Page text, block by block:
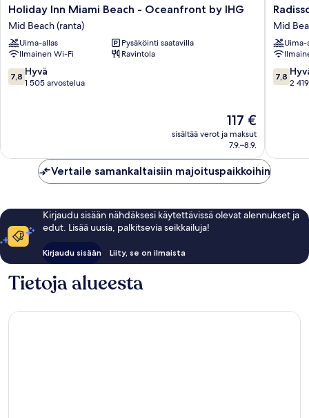
Holiday
Inn
Miami
Beach
-
Oceanfront
by
Holiday Inn Miami Beach - Oceanfront by IHG
Mid Beach (ranta)
Uima-allas
Pysäköinti saatavilla
Ilmainen Wi-Fi
Ravintola
7.8
kautta
7,8 Hyvä
1 505 arvostelua
Hinta
117 €
117 €
sisältää verot ja maksut
7.9.–8.9.
Resort
Miami
Beach
Mid
Beach
(ranta)
Mid
Uima-
7.8
kautta
7,8
2
Vertaile samankaltaisiin majoituspaikkoihin
Kirjaudu sisään nähdäksesi käytettävissä olevat alennukset ja
edut. Lisää uusia, palkitsevia seikkailuja!
Kirjaudu sisään Liity, se on ilmaista
Tietoja alueesta